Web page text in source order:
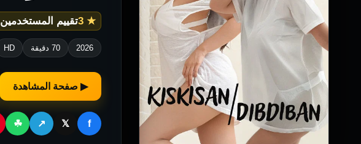
★ 3 تقييم المستخدمين
2026 70 دقيقة HD
▶ صفحة المشاهدة
f
𝕏
↗
☘